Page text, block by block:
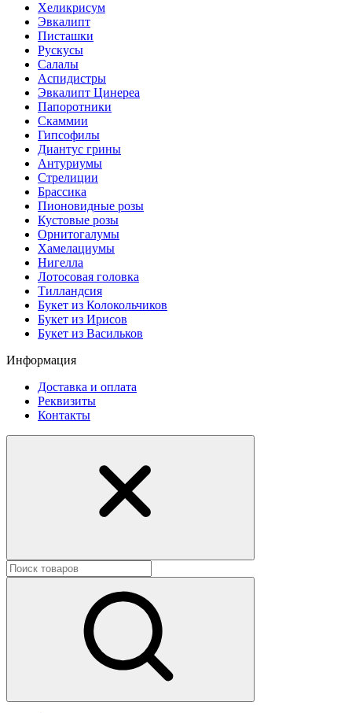
Хеликрисум
Эвкалипт
Писташки
Рускусы
Салалы
Аспидистры
Эвкалипт Цинереа
Папоротники
Скаммии
Гипсофилы
Диантус грины
Антуриумы
Стрелиции
Брассика
Пионовидные розы
Кустовые розы
Орнитогалумы
Хамелациумы
Нигелла
Лотосовая головка
Тилландсия
Букет из Колокольчиков
Букет из Ирисов
Букет из Васильков
Информация
Доставка и оплата
Реквизиты
Контакты